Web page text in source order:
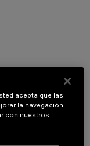
LED
acepta que las
la navegación
con nuestros